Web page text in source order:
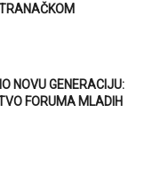
NOVU GENERACIJU:
FORUMA MLADIH